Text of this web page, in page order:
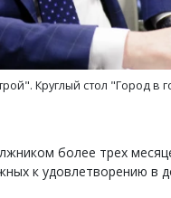
Круглый стол "Город в
более трех
к удовлетворению в